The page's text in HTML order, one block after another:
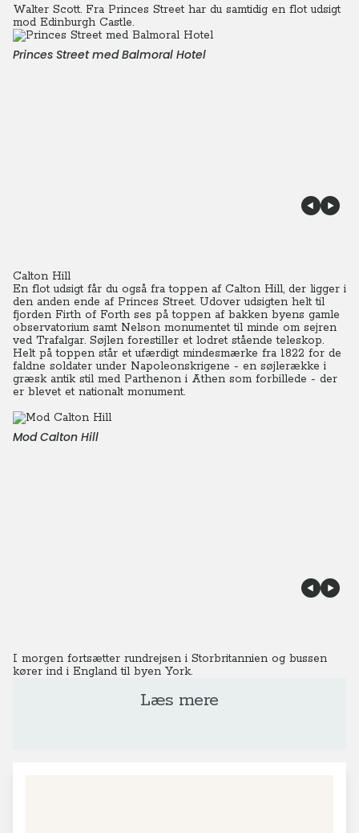
Walter Scott. Fra Princes Street har du samtidig en flot udsigt
mod Edinburgh Castle.
Princes Street med Balmoral Hotel
Calton Hill
En flot udsigt får du også fra toppen af Calton Hill, der ligger i
den anden ende af Princes Street. Udover udsigten helt til
fjorden Firth of Forth ses på toppen af bakken byens gamle
observatorium samt Nelson monumentet til minde om sejren
ved Trafalgar. Søjlen forestiller et lodret stående teleskop.
Helt på toppen står et ufærdigt mindesmærke fra 1822 for de
faldne soldater under Napoleonskrigene - en søjlerække i
græsk antik stil med Parthenon i Athen som forbillede - der
er blevet et nationalt monument.
Mod Calton Hill
I morgen fortsætter rundrejsen i Storbritannien og bussen
kører ind i England til byen York.
Læs mere